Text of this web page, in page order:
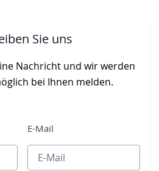
Sie uns
Nachricht und wir werden
bei Ihnen melden.
E-Mail